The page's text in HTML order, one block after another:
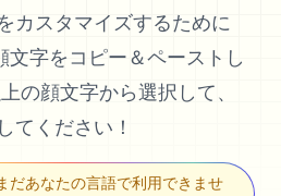
カスタマイズするために
文字をコピー＆ペーストし
の顔文字から選択して、
てください！
だあなたの言語で利用できませ